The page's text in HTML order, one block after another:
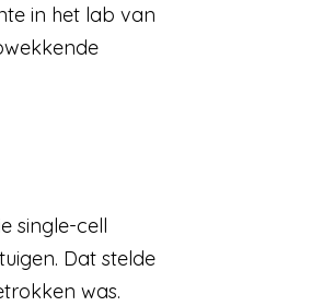
in het lab van
single-cell
Dat stelde
was.